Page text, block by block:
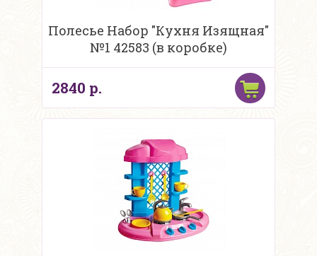
Полесье Набор "Кухня Изящная"
№1 42583 (в коробке)
2840 р.